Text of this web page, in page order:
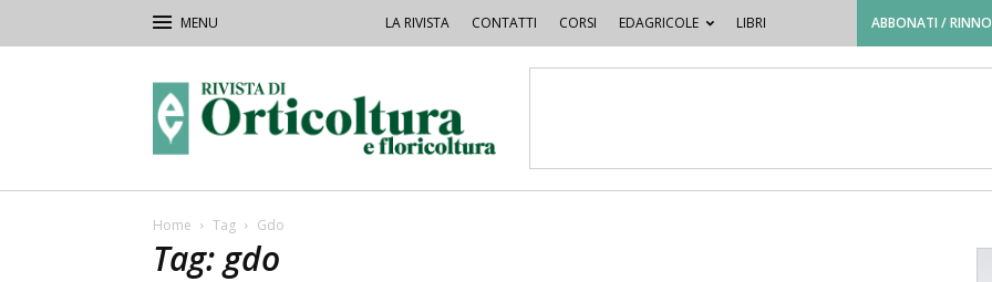
LA RIVISTA CONTATTI CORSI EDAGRICOLE LIBRI ABBONATI /
Orticoltura
Home Tag Gdo
Tag: gdo